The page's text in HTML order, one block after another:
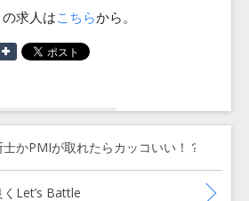
求人はこちらから。
かPMIが取れたらカッコいい！？
Let’s Battle